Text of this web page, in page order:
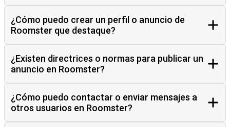
¿Cómo puedo crear un perfil o anuncio de
Roomster que destaque?
¿Existen directrices o normas para publicar un
anuncio en Roomster?
¿Cómo puedo contactar o enviar mensajes a
otros usuarios en Roomster?